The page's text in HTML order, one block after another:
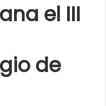
el III
de